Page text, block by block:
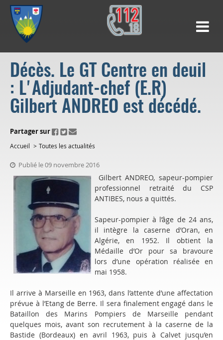
Décès. Le GT Centre en deuil
: L'Adjudant-chef (E.R)
Gilbert ANDREO est décédé.
ui.fo.accessibility.echappement.partage
Partager sur
Accueil Toutes les actualités
Publié le 09 novembre 2016
Gilbert ANDREO, sapeur-pompier
professionnel retraité du CSP
ANTIBES, nous a quittés.
Sapeur-pompier à l’âge de 24 ans,
il intègre la caserne d’Oran, en
Algérie, en 1952. Il obtient la
Médaille d’Or pour sa bravoure
lors d’une opération réalisée en
mai 1958.
Il arrive à Marseille en 1963, dans l’attente d’une affectation
prévue à l’Etang de Berre. Il sera finalement engagé dans le
Bataillon des Marins Pompiers de Marseille pendant
quelques mois, avant son recrutement à la caserne de la
Bastide (Bordeaux) en avril 1963, puis à Calvet jusqu’en